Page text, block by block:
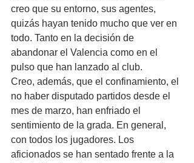
creo que su entorno, sus agentes,
quizás hayan tenido mucho que ver en
todo. Tanto en la decisión de
abandonar el Valencia como en el
pulso que han lanzado al club.
Creo, además, que el confinamiento, el
no haber disputado partidos desde el
mes de marzo, han enfriado el
sentimiento de la grada. En general,
con todos los jugadores. Los
aficionados se han sentado frente a la